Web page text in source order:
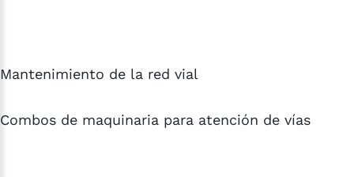
Mantenimiento de la red vial
Combos de maquinaria para atención de vías